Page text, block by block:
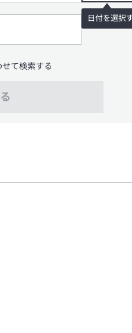
日付を選択
て検索する